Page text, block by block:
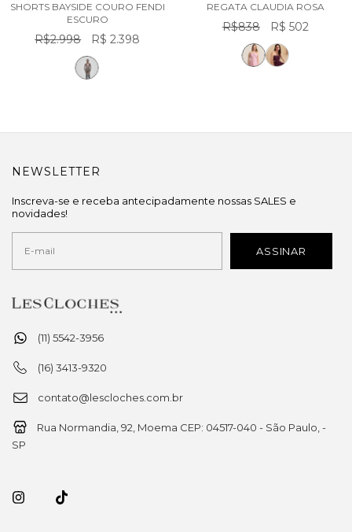
SHORTS BAYSIDE COURO FENDI
ESCURO
R$2.998 R$ 2.398
REGATA CLAUDIA ROSA
R$838 R$ 502
(11) 5542-3956
(16) 3413-9320
contato@lescloches.com.br
Rua Normandia, 92, Moema CEP: 04517-040 - São Paulo, -
SP
NEWSLETTER
Inscreva-se e receba antecipadamente nossas SALES e
novidades!